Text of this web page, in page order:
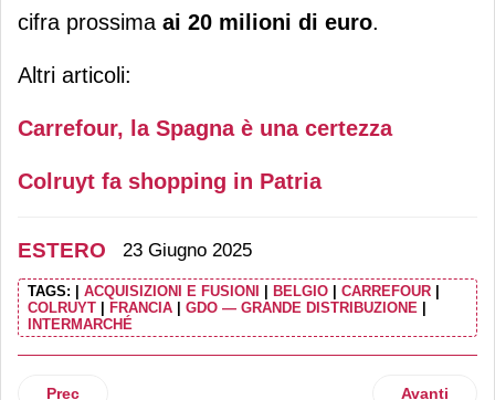
cifra prossima ai 20 milioni di euro.
Altri articoli:
Carrefour, la Spagna è una certezza
Colruyt fa shopping in Patria
ESTERO 23 Giugno 2025
TAGS: | ACQUISIZIONI E FUSIONI | BELGIO | CARREFOUR |
COLRUYT | FRANCIA | GDO — GRANDE DISTRIBUZIONE |
INTERMARCHÉ
Articolo precedente: Mars Kellanova, una battaglia
Prec Articolo
Avanti